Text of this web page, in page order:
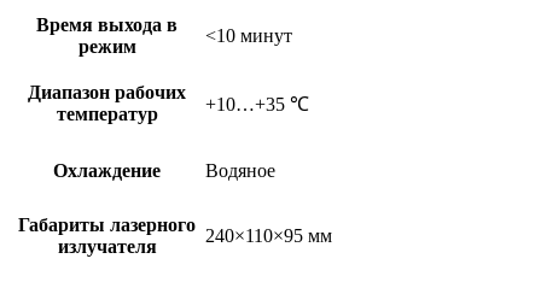
Время выхода в
режим
<10 минут
Диапазон рабочих
температур
+10…+35 ℃
Охлаждение Водяное
Габариты лазерного
излучателя
240×110×95 мм